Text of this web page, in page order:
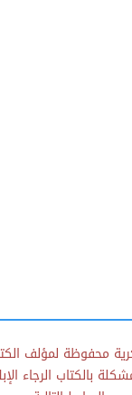
محفوظة لمؤلف
بالكتاب الرجاء